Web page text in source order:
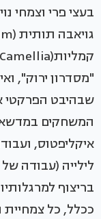
"מסדרון ירוק",
שבהיבט הפרקטי
המשחקים
איקליפטוס,
בריצוף
ככלל, כל